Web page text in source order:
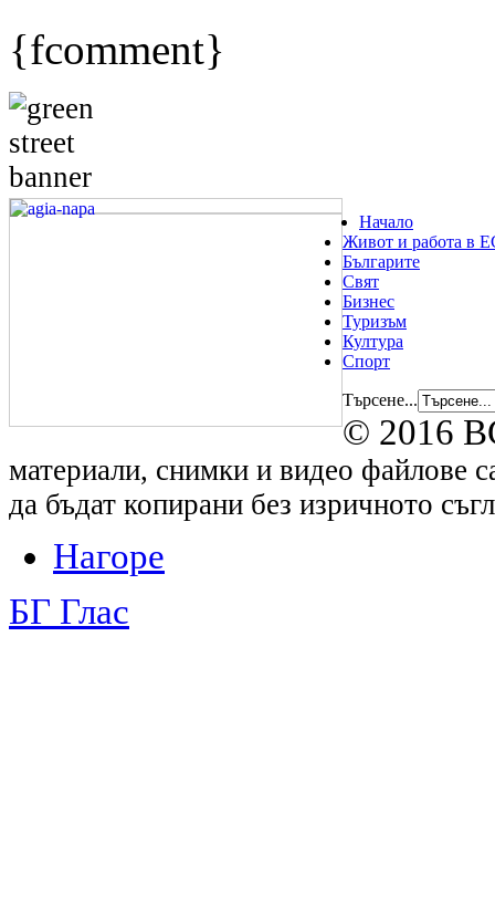
{fcomment}
Начало
Живот и работа в
Българите
Свят
Бизнес
Туризъм
Култура
Спорт
Търсене...
© 2016
материали, снимки и видео файлове
да бъдат копирани без изричното
Нагоре
БГ Глас